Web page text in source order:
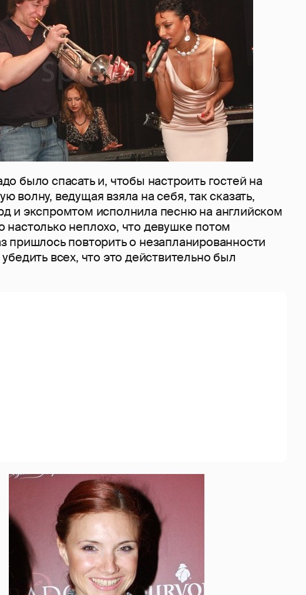
было спасать и, чтобы настроить гостей на
волну, ведущая взяла на себя, так сказать,
и экспромтом исполнила песню на английском
неплохо, что девушке потом
пришлось повторить о незапланированности
всех, что это действительно был